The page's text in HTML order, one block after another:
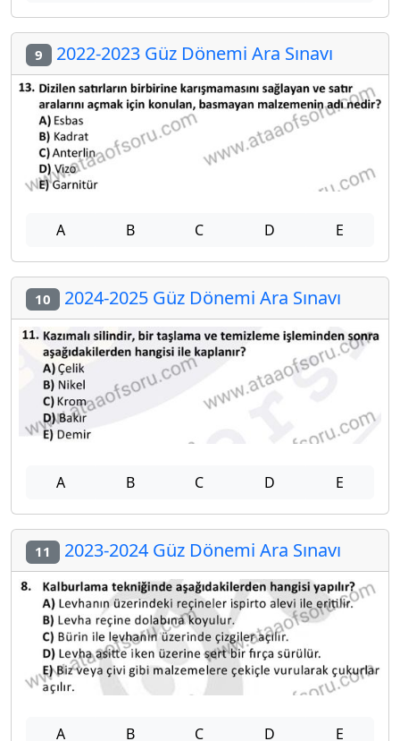
9 2022-2023 Güz Dönemi Ara Sınavı
A B C D E
10 2024-2025 Güz Dönemi Ara Sınavı
A B C D E
11 2023-2024 Güz Dönemi Ara Sınavı
A B C D E